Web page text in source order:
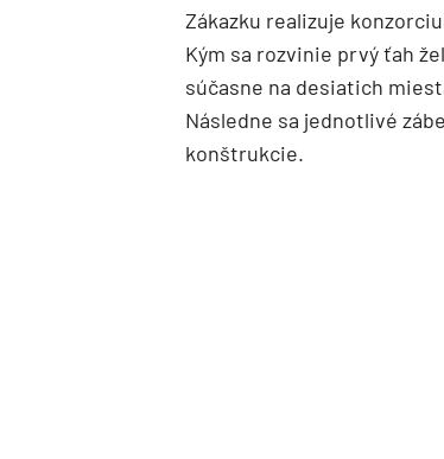
Zákazku realizuje
Kým sa rozvinie prvý ťah
súčasne na desiatich
Následne sa jednotlivé
konštrukcie.